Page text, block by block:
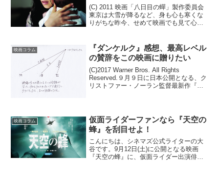
(C) 2011 映画「八日目の蟬」製作委員会
東京は大雪が降るなど、身も心も寒くな
りがちな昨今、せめて映画でも見て心温
ン映画ではなく、そこに誘拐というシビ
アな犯罪が大き...
映画コラム
『ダンケルク』感想、最高レベル
の賛辞をこの映画に贈りたい
(C)2017 Warner Bros. All Rights
Reserved.９月９日に日本公開となる、ク
リストファー・ノーラン監督最新作『ダ
映画コラム
仮面ライダーファンなら『天空の
蜂』を刮目せよ！
こんにちは、シネマズ公式ライターの大
谷です。9月12日(土)に公開となる映画
『天空の蜂』に、仮面ライダー出演俳優